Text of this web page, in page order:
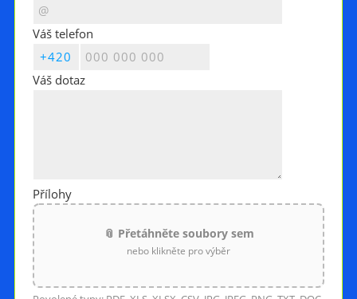
Váš telefon
Váš dotaz
Přílohy
📎 Přetáhněte soubory sem
nebo klikněte pro výběr